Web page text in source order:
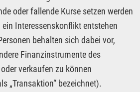
oder fallende Kurse setzen werden
Interessenskonflikt entstehen
behalten sich dabei vor,
Finanzinstrumente des
verkaufen zu können
„Transaktion“ bezeichnet).